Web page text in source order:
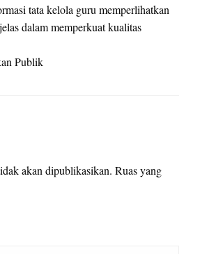
tata kelola guru memperlihatkan
dalam memperkuat kualitas
Publik
akan dipublikasikan. Ruas yang